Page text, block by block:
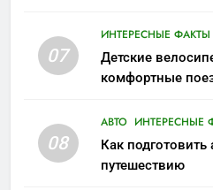
07
ИНТЕРЕСНЫЕ ФАКТЫ
Детские
комфортные
08
АВТО ИНТЕРЕСНЫЕ
Как
путешествию